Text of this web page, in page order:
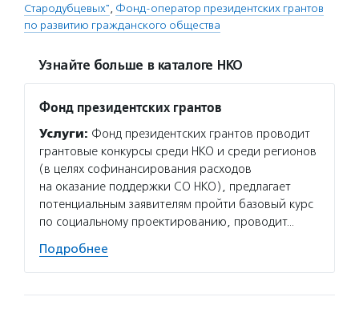
Стародубцевых", Фонд-оператор президентских грантов
по развитию гражданского общества
Узнайте больше в каталоге НКО
Фонд президентских грантов
Услуги: Фонд президентских грантов проводит
грантовые конкурсы среди НКО и среди регионов
(в целях софинансирования расходов
на оказание поддержки СО НКО), предлагает
потенциальным заявителям пройти базовый курс
по социальному проектированию, проводит…
Подробнее